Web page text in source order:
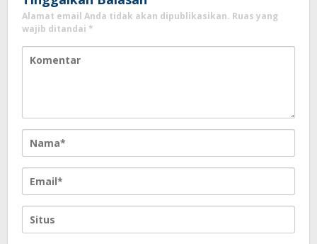
Alamat email Anda tidak akan dipublikasikan. Ruas yang
wajib ditandai *